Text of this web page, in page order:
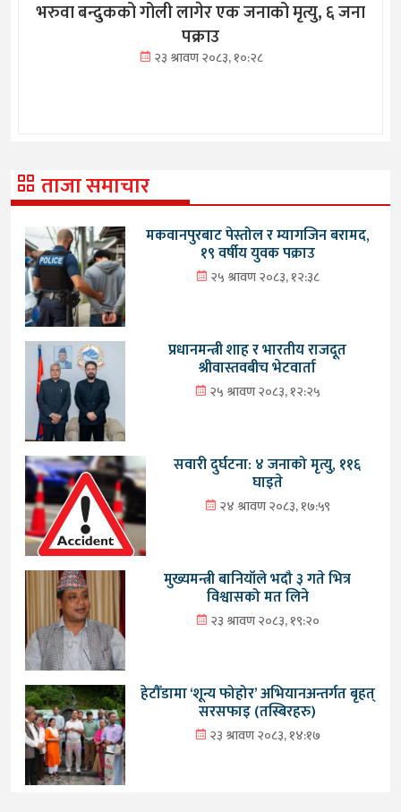
भरुवा बन्दुकको गोली लागेर एक जनाको मृत्यु, ६ जना
पक्राउ
२३ श्रावण २०८३, १०:२८
ताजा समाचार
मकवानपुरबाट पेस्तोल र म्यागजिन बरामद,
१९ वर्षीय युवक पक्राउ
२५ श्रावण २०८३, १२:३८
प्रधानमन्त्री शाह र भारतीय राजदूत
श्रीवास्तवबीच भेटवार्ता
२५ श्रावण २०८३, १२:२५
सवारी दुर्घटना: ४ जनाको मृत्यु, ११६
घाइते
२४ श्रावण २०८३, १७:५९
मुख्यमन्त्री बानियाँले भदौ ३ गते भित्र
विश्वासको मत लिने
२३ श्रावण २०८३, १९:२०
हेटौँडामा ‘शून्य फोहोर’ अभियानअन्तर्गत बृहत्
सरसफाइ (तस्बिरहरु)
२३ श्रावण २०८३, १४:१७